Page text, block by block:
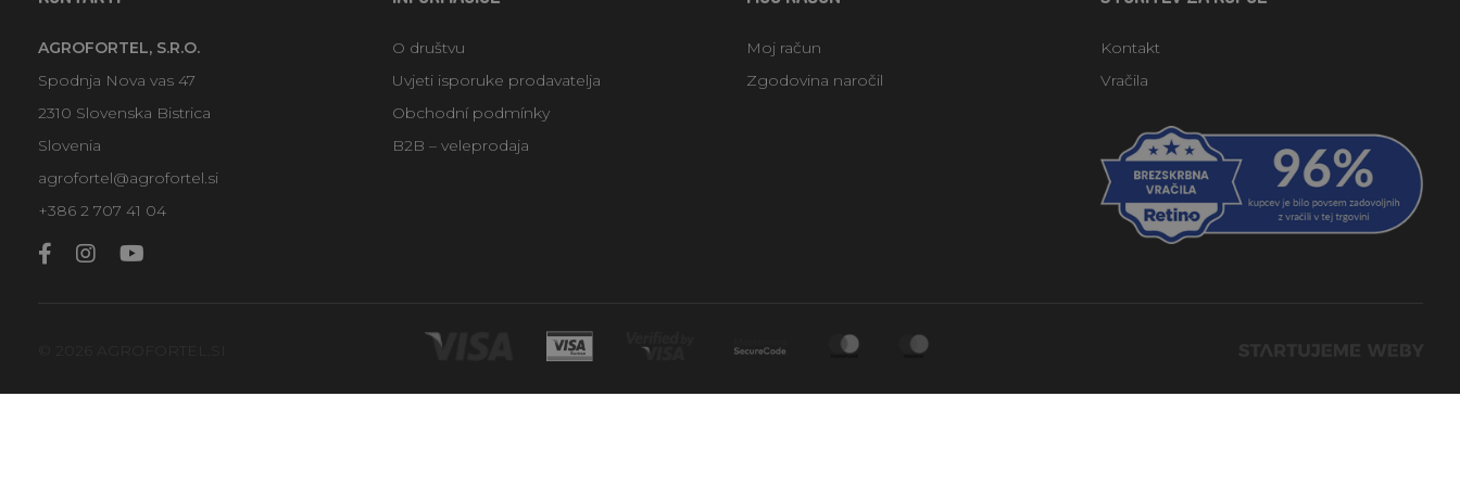
AGROFORTEL, S.R.O.
Spodnja Nova vas 47
2310 Slovenska Bistrica
Slovenia
agrofortel@agrofortel.si
+386 2 707 41 04
O društvu
Uvjeti isporuke prodavatelja
Obchodní podmínky
B2B – veleprodaja
Moj račun
Zgodovina naročil
Kontakt
Vračila